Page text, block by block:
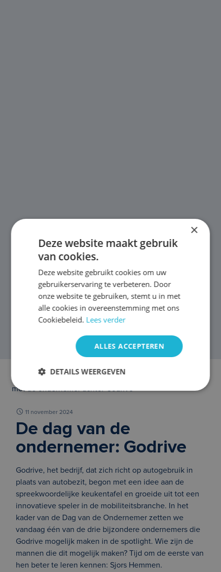
/Blogs/ Dag van de ondernemer: Maak kennis
met de ondernemer achter Godrive
11 november 2024
De dag van de
ondernemer: Godrive
Godrive, het bedrijf, dat zich richt op autogebruik in
plaats van autobezit, begon met een idee aan de
spreekwoordelijke keukentafel en groeide uit tot een
innovatieve speler in de mobiliteitsbranche. In het
kader van de Dag van de Ondernemer zetten we
vandaag één van de drie bijzondere ondernemers die
Godrive mogelijk maken in de spotlight. Wie zijn de
mannen die dit mogelijk maken? Tijd om de eerste van
hen beter te leren kennen: Sjors Hemmen.
×
Deze website maakt gebruik
van cookies.
Deze website gebruikt cookies om uw
gebruikerservaring te verbeteren. Door
onze website te gebruiken, stemt u in met
alle cookies in overeenstemming met ons
Cookiebeleid. Lees verder
ALLES ACCEPTEREN
DETAILS WEERGEVEN